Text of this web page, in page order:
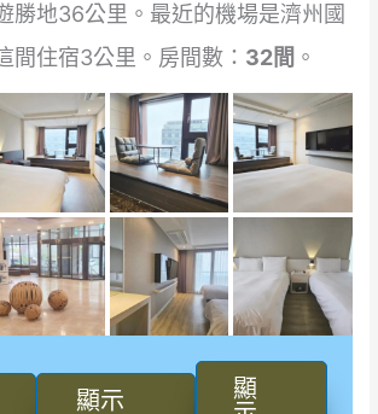
勝地36公里。最近的機場是濟州國
間住宿3公里。房間數： 32間 。
顯示
顯